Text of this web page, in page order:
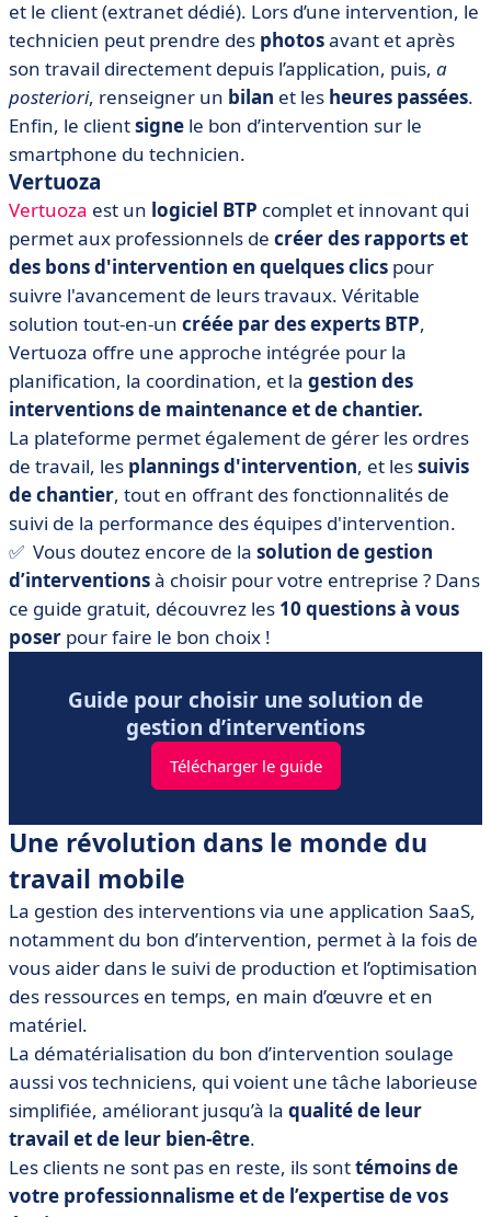
et le client (extranet dédié). Lors d’une intervention, le
technicien peut prendre des photosavant et après
son travail directement depuis l’application, puis, a
posteriori, renseigner un bilan et les heures passées.
Enfin, le clientsigne le bon d’intervention sur le
smartphone du technicien.
Vertuoza
Vertuoza est un logiciel BTP complet et innovant qui
permet aux professionnels de créer des rapports et
des bons d'intervention en quelques clics pour
suivre l'avancement de leurs travaux. Véritable
solution tout-en-un créée par des experts BTP,
Vertuoza offre une approche intégrée pour la
planification, la coordination, et la gestion des
interventionsde maintenance et de chantier.
La plateforme permet également de gérer les ordres
de travail, les plannings d'intervention, et lessuivis
de chantier, tout en offrant desfonctionnalités de
suivi de la performance des équipes d'intervention.
✅ Vous doutez encore de la solution de gestion
d’interventionsà choisir pour votre entreprise ? Dans
ce guide gratuit, découvrez les 10 questions à vous
poser pour faire le bon choix !
Guide pour choisir une solution de
gestion d’interventions
Télécharger le guide
Une révolution dans le monde du
travail mobile
La gestion des interventions via une application SaaS,
notamment du bon d’intervention, permet à la fois de
vous aider dans le suivi de production et l’optimisation
des ressources en temps, en main d’œuvre et en
matériel.
La dématérialisation du bon d’intervention soulage
aussi vos techniciens, qui voient une tâche laborieuse
simplifiée, améliorant jusqu’à la qualité de leur
travail et de leur bien-être.
Les clients ne sont pas en reste, ils sonttémoins de
votre professionnalisme et de l’expertise de vos